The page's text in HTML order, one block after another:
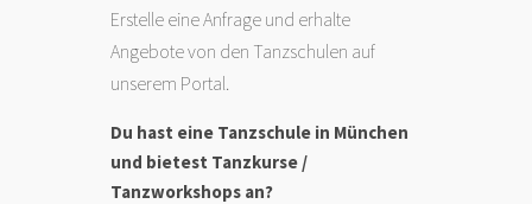
Erstelle eine Anfrage und erhalte
Angebote von den Tanzschulen auf
unserem Portal.
Du hast eine Tanzschule in München
und bietest Tanzkurse /
Tanzworkshops an?